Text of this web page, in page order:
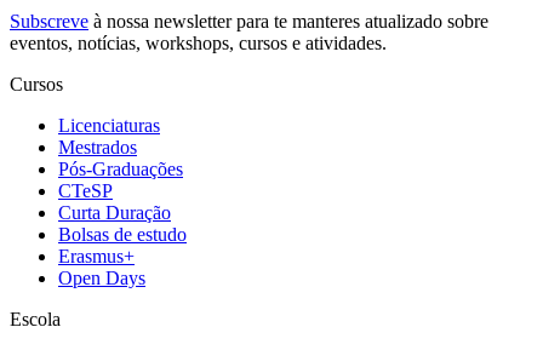
Subscreve à nossa newsletterpara te manteres atualizado sobre
eventos, notícias, workshops, cursos e atividades.
Cursos
Licenciaturas
Mestrados
Pós-Graduações
CTeSP
Curta Duração
Bolsas de estudo
Erasmus+
Open Days
Escola